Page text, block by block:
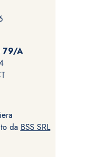
79/A
da BSS SRL